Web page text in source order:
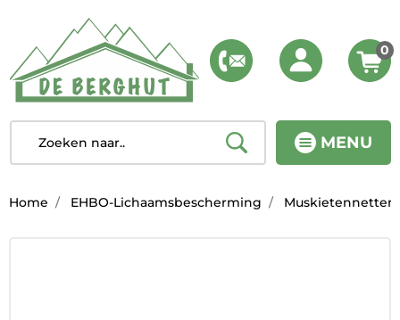
MENU
0
Home EHBO-Lichaamsbescherming Muskietennetten